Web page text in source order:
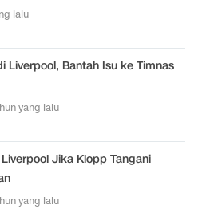
lalu
Liverpool, Bantah Isu ke Timnas
yang lalu
Jika Klopp Tangani
yang lalu